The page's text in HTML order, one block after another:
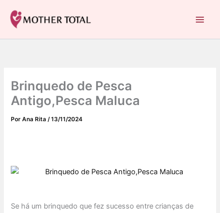
para
conteúdo
Brinquedo de Pesca
Antigo,Pesca Maluca
PorAna Rita/13/11/2024
Se há um brinquedo que fez sucesso entre crianças de
a
t
a
s